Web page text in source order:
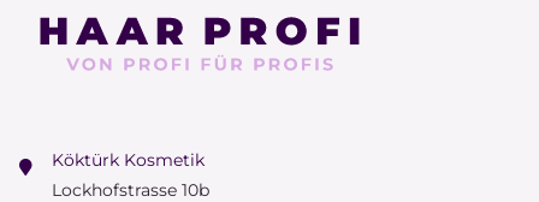
Köktürk Kosmetik
Lockhofstrasse 10b